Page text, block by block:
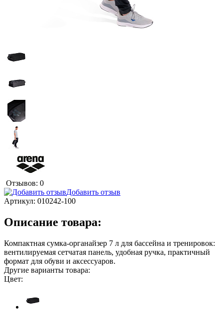
Отзывов: 0
Добавить отзыв
Артикул: 010242-100
Описание товара:
Компактная сумка-органайзер 7 л для бассейна и тренировок:
вентилируемая сетчатая панель, удобная ручка, практичный
формат для обуви и аксессуаров.
Другие варианты товара:
Цвет: